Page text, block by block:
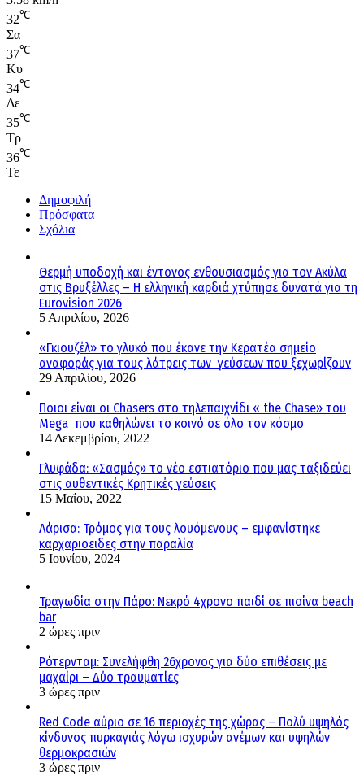
32℃
Σα
37℃
Κυ
34℃
Δε
35℃
Τρ
36℃
Τε
Δημοφιλή
Πρόσφατα
Σχόλια
Θερμή υποδοχή και έντονος ενθουσιασμός για τον Ακύλα
στις Βρυξέλλες – Η ελληνική καρδιά χτύπησε δυνατά για τη
Eurovision 2026
5 Απριλίου, 2026
«Γκιουζέλ» το γλυκό που έκανε την Κερατέα σημείο
αναφοράς για τους λάτρεις των γεύσεων που ξεχωρίζουν
29 Απριλίου, 2026
Ποιοι είναι οι Chasers στο τηλεπαιχνίδι « the Chase» του
Mega που καθηλώνει το κοινό σε όλο τον κόσμο
14 Δεκεμβρίου, 2022
Γλυφάδα: «Σασμός» το νέο εστιατόριο που μας ταξιδεύει
στις αυθεντικές Κρητικές γεύσεις
15 Μαΐου, 2022
Λάρισα: Τρόμος για τους λουόμενους – εμφανίστηκε
καρχαριοειδες στην παραλία
5 Ιουνίου, 2024
Τραγωδία στην Πάρο: Νεκρό 4χρονο παιδί σε πισίνα beach
bar
2 ώρες πριν
Ρότερνταμ: Συνελήφθη 26χρονος για δύο επιθέσεις με
μαχαίρι – Δύο τραυματίες
3 ώρες πριν
Red Code αύριο σε 16 περιοχές της χώρας – Πολύ υψηλός
κίνδυνος πυρκαγιάς λόγω ισχυρών ανέμων και υψηλών
θερμοκρασιών
3 ώρες πριν